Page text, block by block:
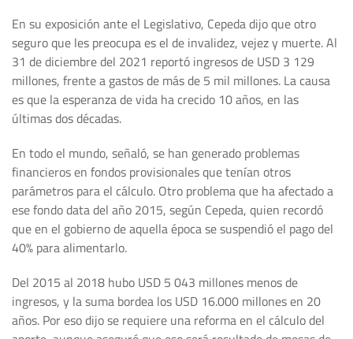
En su exposición ante el Legislativo, Cepeda dijo que otro
seguro que les preocupa es el de invalidez, vejez y muerte. Al
31 de diciembre del 2021 reportó ingresos de USD 3 129
millones, frente a gastos de más de 5 mil millones. La causa
es que la esperanza de vida ha crecido 10 años, en las
últimas dos décadas.
En todo el mundo, señaló, se han generado problemas
financieros en fondos provisionales que tenían otros
parámetros para el cálculo. Otro problema que ha afectado a
ese fondo data del año 2015, según Cepeda, quien recordó
que en el gobierno de aquella época se suspendió el pago del
40% para alimentarlo.
Del 2015 al 2018 hubo USD 5 043 millones menos de
ingresos, y la suma bordea los USD 16.000 millones en 20
años. Por eso dijo se requiere una reforma en el cálculo del